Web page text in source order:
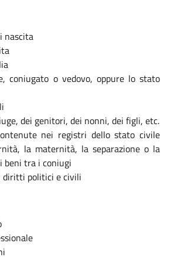
nascita
coniugato o vedovo, oppure lo stato
dei genitori, dei nonni, dei figli, etc.
nei registri dello stato civile
la maternità, la separazione o la
beni tra i coniugi
diritti politici e civili